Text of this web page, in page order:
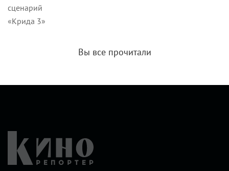
сценарий
«Крида 3»
Вы все прочитали